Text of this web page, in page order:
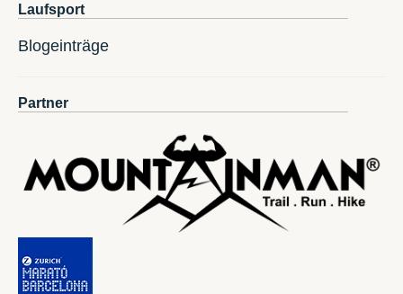
Laufsport
Blogeinträge
Partner